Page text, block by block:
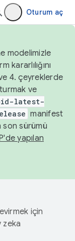
Oturum aç
modelimizle
4. çeyreklerde
ve
latest-
manifest
son sürümü
yapılan
için
zeka